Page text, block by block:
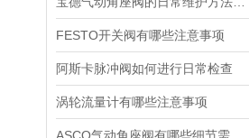
FESTO开关阀有哪些注意事项
阿斯卡脉冲阀如何进行日常检查
涡轮流量计有哪些注意事项